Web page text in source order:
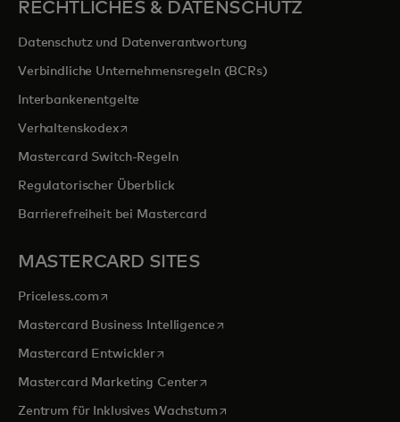
RECHTLICHES & DATENSCHUTZ
Datenschutz und Datenverantwortung
Verbindliche Unternehmensregeln (BCRs)
Interbankenentgelte
Verhaltenskodexwird in einer neuen Registerkarte geöffnet
Mastercard Switch-Regeln
Regulatorischer Überblick
Barrierefreiheit bei Mastercard
MASTERCARD SITES
Priceless.com wird in einer neuen Registerkarte geöffnet
Mastercard Business Intelligencewird in einer neuen
Mastercard Entwicklerwird in einer neuen Registerkarte
Mastercard Marketing Centerwird in einer neuen
Zentrum für Inklusives Wachstumwird in einer neuen